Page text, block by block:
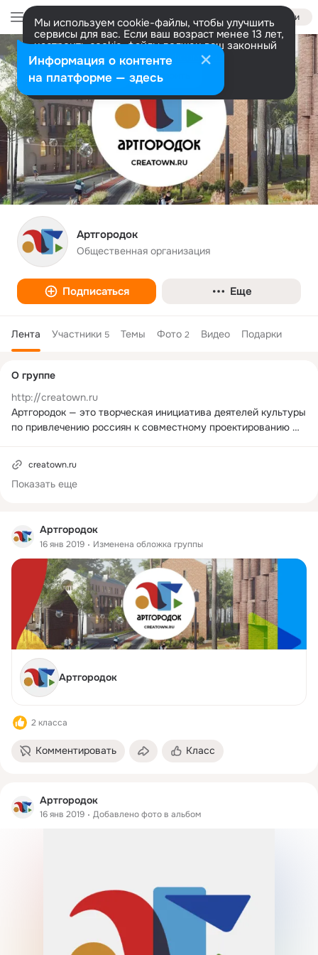
Войти
Мы используем cookie-файлы, чтобы улучшить
сервисы для вас. Если ваш возраст менее 13 лет,
настроить cookie-файлы должен ваш законный
представитель. Больше информации
Разрешить все Настроить
Артгородок
Общественная организация
Подписаться Еще
Лента Участники 5 Темы Фото 2 Видео Подарки
Артгородок
16 янв 2019 Изменена обложка группы
Артгородок
2 класса
Комментировать Класс
Артгородок
16 янв 2019 Добавлено фото в альбом
колонка
О группе
http://creatown.ru
Артгородок — это творческая инициатива деятелей культуры
по привлечению россиян к совместному проектированию
creatown.ru
Показать еще
Информация о контенте
на платформе — здесь